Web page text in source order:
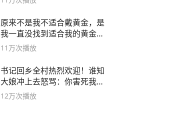
原来不是我不适合戴黄金，是
我一直没找到适合我的黄金
😭
11万次播放
书记回乡全村热烈欢迎！谁知
大娘冲上去怒骂：你害死我儿
子
12万次播放